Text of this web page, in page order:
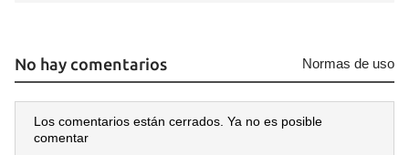
No hay comentarios Normas de uso
Los comentarios están cerrados. Ya no es posible
comentar